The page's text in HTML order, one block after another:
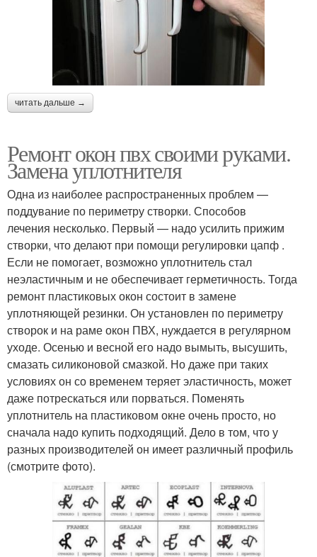
читать дальше →
Ремонт окон пвх своими руками.
Замена уплотнителя
Одна из наиболее распространенных проблем —
поддувание по периметру створки. Способов
лечения несколько. Первый — надо усилить прижим
створки, что делают при помощи регулировки цапф .
Если не помогает, возможно уплотнитель стал
неэластичным и не обеспечивает герметичность. Тогда
ремонт пластиковых окон состоит в замене
уплотняющей резинки. Он установлен по периметру
створок и на раме окон ПВХ, нуждается в регулярном
уходе. Осенью и весной его надо вымыть, высушить,
смазать силиконовой смазкой. Но даже при таких
условиях он со временем теряет эластичность, может
даже потрескаться или порваться. Поменять
уплотнитель на пластиковом окне очень просто, но
сначала надо купить подходящий. Дело в том, что у
разных производителей он имеет различный профиль
(смотрите фото).